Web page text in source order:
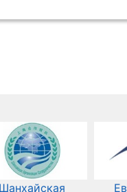
Шанхайская